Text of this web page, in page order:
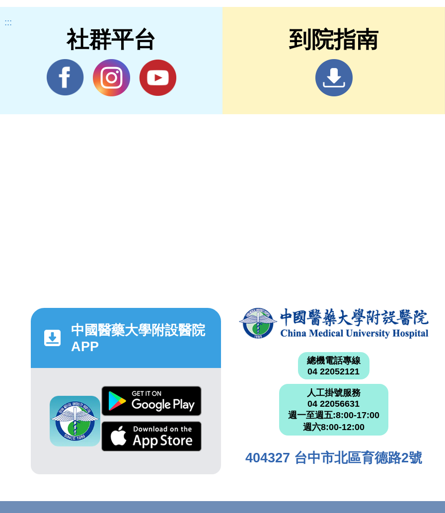
:::
社群平台 到院指南
中國醫藥大學附設醫院
APP
總機電話專線
04 22052121
人工掛號服務
04 22056631
週一至週五:8:00-17:00
週六8:00-12:00
404327 台中市北區育德路2號